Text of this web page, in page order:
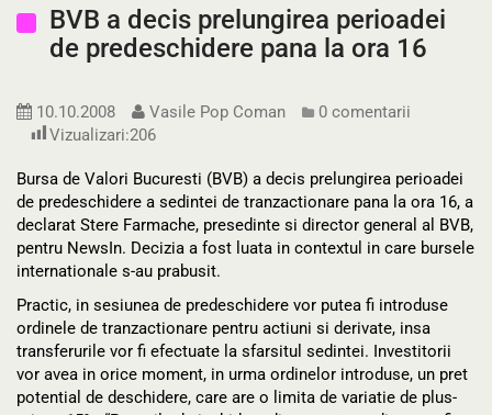
BVB a decis prelungirea perioadei
de predeschidere pana la ora 16
10.10.2008 Vasile Pop Coman
0 comentarii
Vizualizari:206
Bursa de Valori Bucuresti (BVB) a decis prelungirea perioadei
de predeschidere a sedintei de tranzactionare pana la ora 16, a
declarat Stere Farmache, presedinte si director general al BVB,
pentru NewsIn. Decizia a fost luata in contextul in care bursele
internationale s-au prabusit.
Practic, in sesiunea de predeschidere vor putea fi introduse
ordinele de tranzactionare pentru actiuni si derivate, insa
transferurile vor fi efectuate la sfarsitul sedintei. Investitorii
vor avea in orice moment, in urma ordinelor introduse, un pret
potential de deschidere, care are o limita de variatie de plus-